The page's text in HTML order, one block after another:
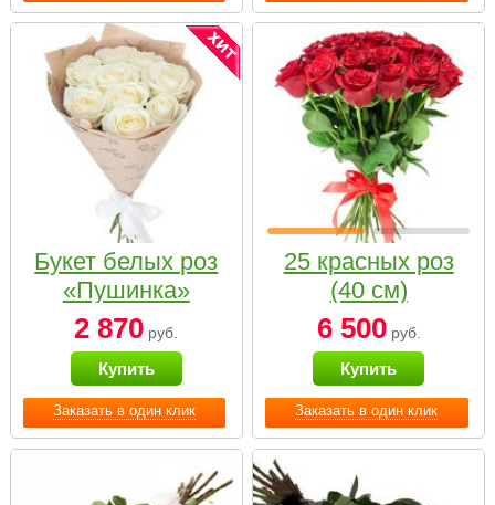
Заказать в один клик
Букет белых роз
«Пушинка»
2 870 руб.
Купить
Заказать в один клик
25 красных роз
(40 см)
6 500руб.
Купить